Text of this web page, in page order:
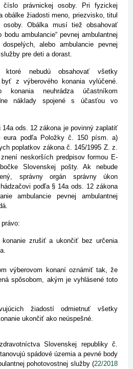
číslo právnickej osoby. Pri fyzickej
obálke žiadosti meno, priezvisko, titul
Obálka musí tiež obsahovať
bodu ambulancie“ pevnej ambulantnej
alebo ambulancie pevnej
pre deti a dorast.
nebudú obsahovať všetky
z výberového konania vylúčené.
konania neuhrádza účastníkom
náklady spojené s účasťou vo
ods. 12 zákona je povinný zaplatiť
eura podľa Položky č. 150 písm. a)
poplatkov zákona č. 145/1995 Z. z.
neskorších predpisov formou E-
Slovenskej pošty. Ak nebude
správny orgán správny úkon
podľa § 14a ods. 12 zákona
ambulancie pevnej ambulantnej
konanie zrušiť a ukončiť bez určenia
výberovom konaní oznámiť tak, že
spôsobom, akým je vyhlásené toto
žiadostí odmietnuť všetky
ukončiť ako neúspešné.
Slovenskej republiky č.
spádové územia a pevné body
pohotovostnej služby (22/2018